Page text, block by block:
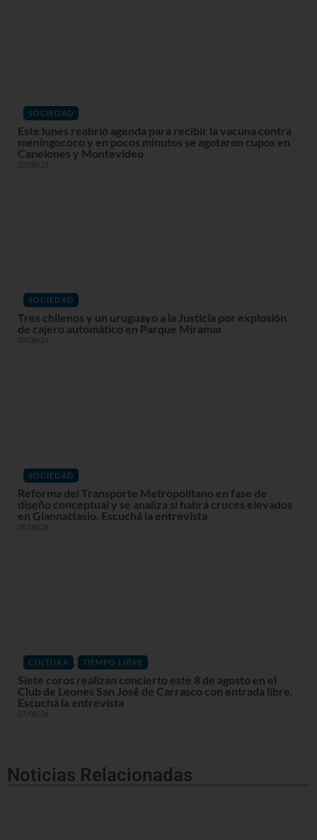
SOCIEDAD
Este lunes reabrió agenda para recibir la vacuna contra
meningococo y en pocos minutos se agotaron cupos en
Canelones y Montevideo
03/08/26
SOCIEDAD
Tres chilenos y un uruguayo a la Justicia por explosión
de cajero automático en Parque Miramar
07/08/26
SOCIEDAD
Reforma del Transporte Metropolitano en fase de
diseño conceptual y se analiza si habrá cruces elevados
en Giannattasio. Escuchá la entrevista
05/08/26
CULTURA , TIEMPO LIBRE
Siete coros realizan concierto este 8 de agosto en el
Club de Leones San José de Carrasco con entrada libre.
Escuchá la entrevista
07/08/26
Noticias Relacionadas